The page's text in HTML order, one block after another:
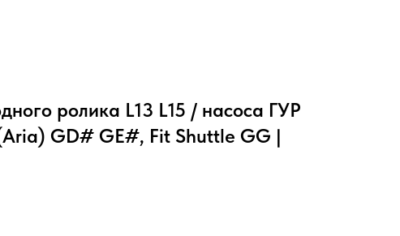
ролика L13 L15 / насоса ГУР
GD# GE#, Fit Shuttle GG |